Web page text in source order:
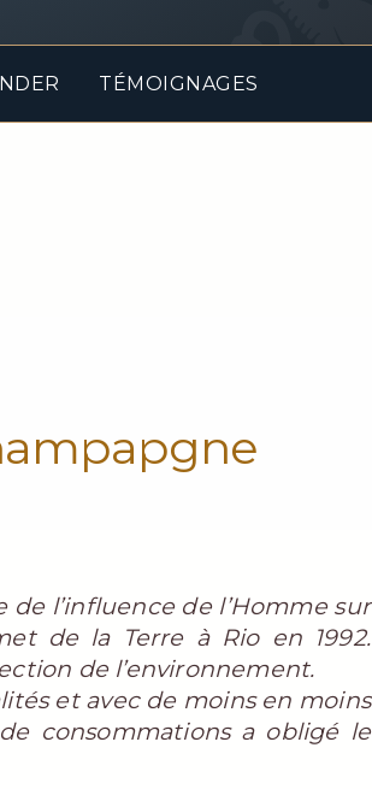
TÉMOIGNAGES
l’influence de l’Homme sur
de la Terre à Rio en 1992.
de l’environnement.
et avec de moins en moins
consommations a obligé le